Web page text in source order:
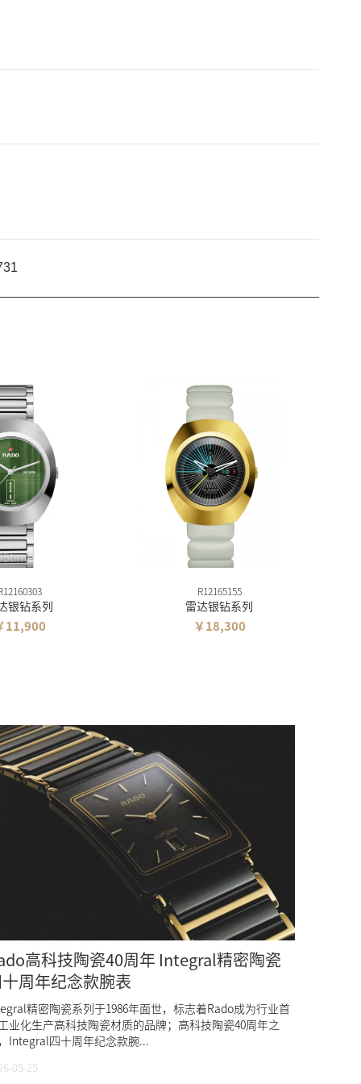
银钻系列
11,900
R12165155
雷达银钻系列
￥18,300
高科技陶瓷40周年 Integral精密陶瓷
周年纪念款腕表
精密陶瓷系列于1986年面世，标志着Rado成为行业首
业化生产高科技陶瓷材质的品牌；高科技陶瓷40周年之
Integral四十周年纪念款腕...
05-25